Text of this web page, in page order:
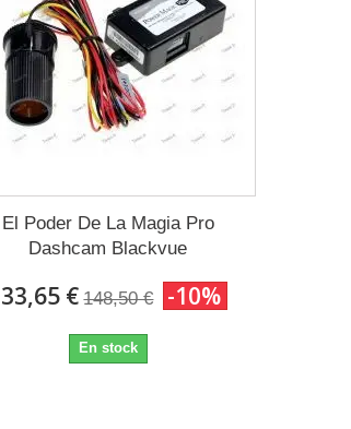
El Poder De La Magia Pro
Dashcam Blackvue
€ 148,50 € -10%
En stock